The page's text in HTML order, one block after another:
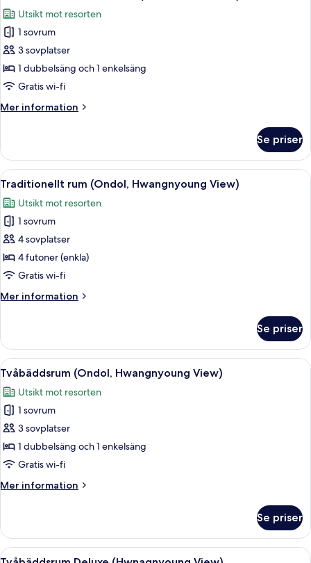
(Ondol)
foton
för
Traditionellt
tvåbäddsrum
(Ondol,
View)
Utsikt mot resorten
1 sovrum
3 sovplatser
1 dubbelsäng och 1 enkelsäng
Gratis wi-fi
Mer information
Mer
tvåbäddsrum
(Ondol,
Road
Se priser
Öppna
alla
foton
för
Traditionellt
rum
(Ondol,
View)
Ett rum med ett stort fönster, ett
2
Traditionellt rum (Ondol, Hwangnyoung View)
Utsikt mot resorten
1 sovrum
4 sovplatser
4 futoner (enkla)
Gratis wi-fi
Mer information
Mer
rum
(Ondol,
Hwangnyoung
Se priser
Öppna
alla
foton
för
Tvåbäddsrum
(Ondol,
Hwangnyoung
Allergitestade sängkläder,
3
Tvåbäddsrum (Ondol, Hwangnyoung View)
Utsikt mot resorten
1 sovrum
3 sovplatser
1 dubbelsäng och 1 enkelsäng
Gratis wi-fi
Mer information
Mer
(Ondol,
Hwangnyoung
View)
Se priser
Öppna
Ett modernt hotellrum med en stor
4